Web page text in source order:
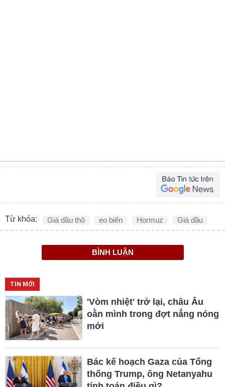
Từ khóa: Giá dầu thô eo biển Hormuz Giá dầu
BÌNH LUẬN
TIN MỚI
'Vòm nhiệt' trở lại, châu Âu
oằn mình trong đợt nắng nóng
mới
Bác kế hoạch Gaza của Tổng
thống Trump, ông Netanyahu